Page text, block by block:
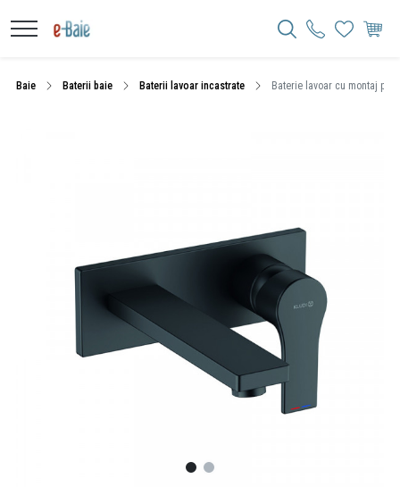
Baie Baterii baie Baterii lavoar incastrate Baterie lavoar cu montaj pe